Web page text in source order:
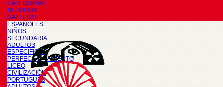
CATEGORÍAS
METODOS
GALLEGO
ESPAÑOLES
NIÑOS
SECUNDARIA
ADULTOS
ESPECIFICOS
PERFECCIONAMIENTO
LICEO
CIVILIZACIÓN
PORTUGUÉS